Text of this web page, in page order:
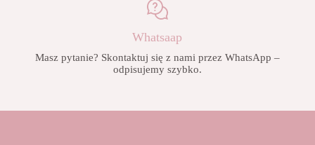
Whatsaap
Masz pytanie? Skontaktuj się z nami przez WhatsApp –
odpisujemy szybko.